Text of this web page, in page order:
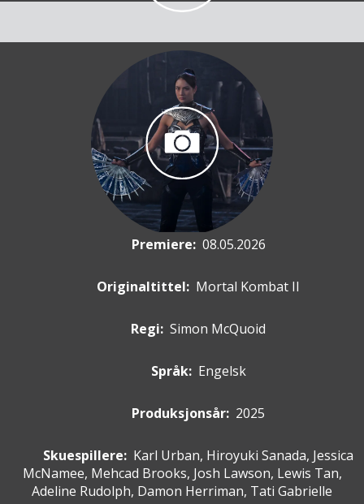
Premiere: 08.05.2026
Originaltittel: Mortal Kombat II
Regi: Simon McQuoid
Språk: Engelsk
Produksjonsår: 2025
Skuespillere: Karl Urban, Hiroyuki Sanada, Jessica
McNamee, Mehcad Brooks, Josh Lawson, Lewis Tan,
Adeline Rudolph, Damon Herriman, Tati Gabrielle